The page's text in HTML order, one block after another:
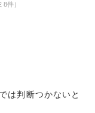
件）
は判断つかないと